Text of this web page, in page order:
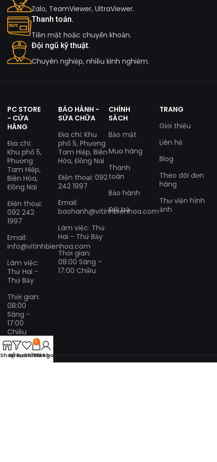
Zalo, TeamViewer, UltraViewer.
Thanh toán.
Tiền mặt hoặc chuyển khoản.
Đội ngũ kỹ thuật.
Chuyên nghiệp, nhiều kinh nghiệm.
PC STORE
- CỬA
HÀNG
Địa chỉ:
Khu phố 5,
Phường
Tam Hiệp,
Biên Hòa,
Đồng Nai
Điện thoại:
092 242
1997
Email:
info@vitinhbienhoa.com
Làm việc:
Thứ Hai -
Thứ Bảy
Thời gian:
08:00
Sáng -
17:00
Chiều
BẢO HÀNH -
SỬA CHỮA
Địa chỉ: Khu
phố 5, Phường
Tam Hiệp, Biên
Hòa, Đồng Nai
Điện thoại: 092
242 1997
Email:
baohanh@vitinhbienhoa.com
Làm việc: Thứ
Hai - Thứ Bảy
Thời gian:
08:00 Sáng -
17:00 Chiều
CHÍNH
SÁCH
Bảo mật
Mua hàng
Thanh
toán
Bảo hành
Đổi trả
TRANG
Giới thiệu
Liên hệ
Blog
Theo dõi đơn
hàng
Thư viện hình
ảnh
ShopBộ lọc
Yêu thích
0
Giỏ hàng
Tài khoản